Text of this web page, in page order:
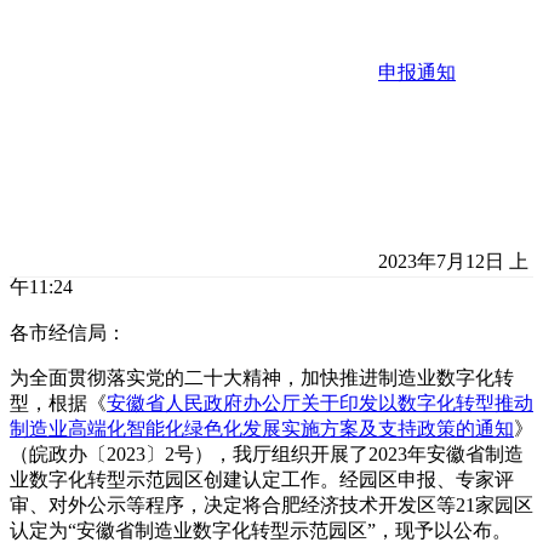
申报通知
2023年7月12日 上
午11:24
各市经信局：
为全面贯彻落实党的二十大精神，加快推进制造业数字化转
型，根据《安徽省人民政府办公厅关于印发以数字化转型推动
制造业高端化智能化绿色化发展实施方案及支持政策的通知》
（皖政办〔2023〕2号），我厅组织开展了2023年安徽省制造
业数字化转型示范园区创建认定工作。经园区申报、专家评
审、对外公示等程序，决定将合肥经济技术开发区等21家园区
认定为“安徽省制造业数字化转型示范园区”，现予以公布。